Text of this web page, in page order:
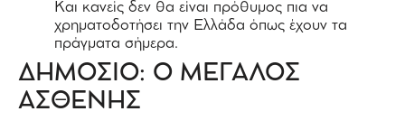
Και κανείς δεν θα είναι πρόθυμος πια να
χρηματοδοτήσει την Ελλάδα όπως έχουν τα
πράγματα σήμερα.
ΔΗΜΟΣΙΟ: Ο ΜΕΓΑΛΟΣ
ΑΣΘΕΝΗΣ